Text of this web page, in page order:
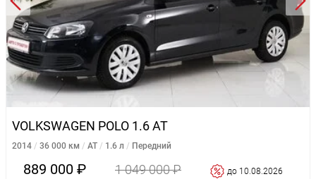
VOLKSWAGEN POLO 1.6 AT
2014 36 000 км AT 1.6 л Передний
889 000 ₽ 1 049 000 ₽ до 10.08.2026